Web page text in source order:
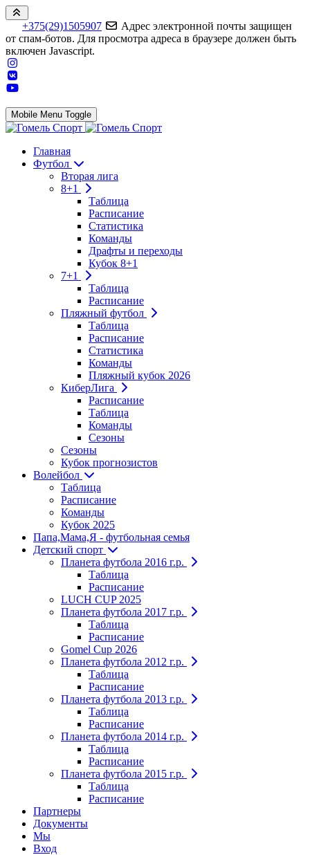
+375(29)1505907
Адрес электронной почты защищен
от спам-ботов. Для просмотра адреса в браузере должен быть
включен Javascript.
Mobile Menu Toggle
Главная
Футбол
Вторая лига
8+1
Таблица
Расписание
Статистика
Команды
Драфты и переходы
Кубок 8+1
7+1
Таблица
Расписание
Пляжный футбол
Таблица
Расписание
Статистика
Команды
Пляжный кубок 2026
КиберЛига
Расписание
Таблица
Команды
Сезоны
Сезоны
Кубок прогнозистов
Волейбол
Таблица
Расписание
Команды
Кубок 2025
Папа,Мама,Я - футбольная семья
Детский спорт
Планета футбола 2016 г.р.
Таблица
Расписание
LUCH CUP 2025
Планета футбола 2017 г.р.
Таблица
Расписание
Gomel Cup 2026
Планета футбола 2012 г.р.
Таблица
Расписание
Планета футбола 2013 г.р.
Таблица
Расписание
Планета футбола 2014 г.р.
Таблица
Расписание
Планета футбола 2015 г.р.
Таблица
Расписание
Партнеры
Документы
Мы
Вход